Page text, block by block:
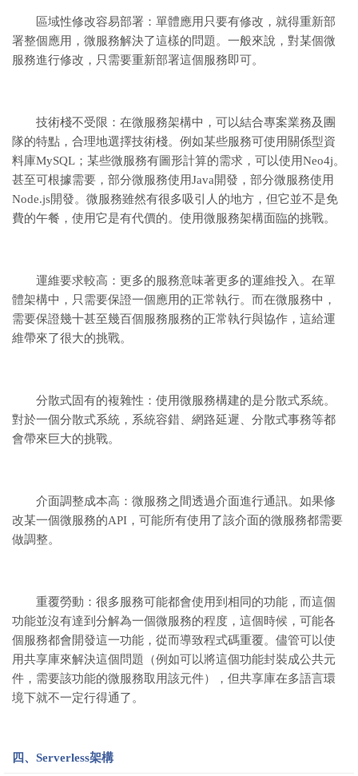
區域性修改容易部署：單體應用只要有修改，就得重新部
署整個應用，微服務解決了這樣的問題。一般來說，對某個微
服務進行修改，只需要重新部署這個服務即可。
技術棧不受限：在微服務架構中，可以結合專案業務及團
隊的特點，合理地選擇技術棧。例如某些服務可使用關係型資
料庫MySQL；某些微服務有圖形計算的需求，可以使用Neo4j。
甚至可根據需要，部分微服務使用Java開發，部分微服務使用
Node.js開發。 微服務雖然有很多吸引人的地方，但它並不是免
費的午餐，使用它是有代價的。使用微服務架構面臨的挑戰。
運維要求較高：更多的服務意味著更多的運維投入。在單
體架構中，只需要保證一個應用的正常執行。而在微服務中，
需要保證幾十甚至幾百個服務服務的正常執行與協作，這給運
維帶來了很大的挑戰。
分散式固有的複雜性：使用微服務構建的是分散式系統。
對於一個分散式系統，系統容錯、網路延遲、分散式事務等都
會帶來巨大的挑戰。
介面調整成本高：微服務之間透過介面進行通訊。如果修
改某一個微服務的API，可能所有使用了該介面的微服務都需要
做調整。
重覆勞動：很多服務可能都會使用到相同的功能，而這個
功能並沒有達到分解為一個微服務的程度，這個時候，可能各
個服務都會開發這一功能，從而導致程式碼重覆。儘管可以使
用共享庫來解決這個問題（例如可以將這個功能封裝成公共元
件，需要該功能的微服務取用該元件），但共享庫在多語言環
境下就不一定行得通了。
四、Serverless架構